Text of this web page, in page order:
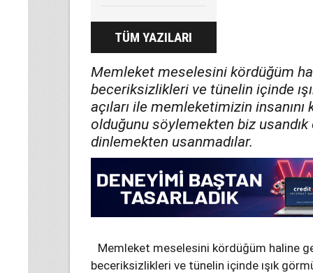
TÜM YAZILARI
Memleket meselesini kördüğüm
beceriksizlikleri ve tünelin içinde
açıları ile memleketimizin
olduğunu söylemekten biz
dinlemekten usanmadılar.
Memleket meselesini kördüğüm haline
beceriksizlikleri ve tünelin içinde ışık